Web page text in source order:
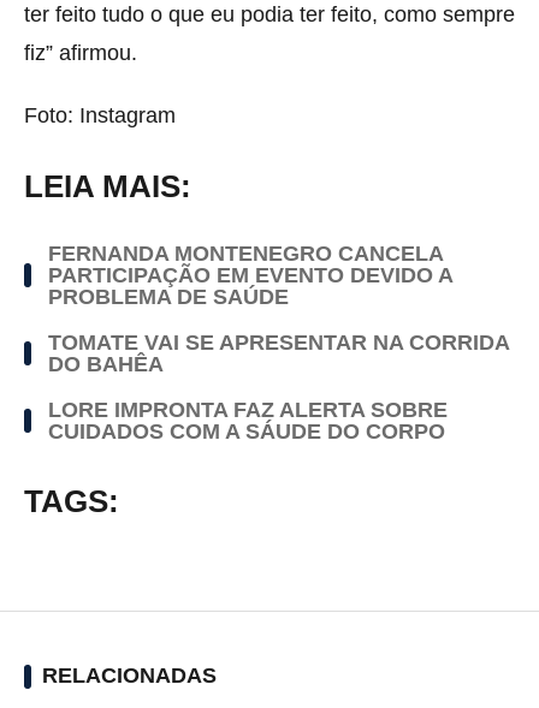
ter feito tudo o que eu podia ter feito, como sempre
fiz” afirmou.
Foto: Instagram
LEIA MAIS:
FERNANDA MONTENEGRO CANCELA
PARTICIPAÇÃO EM EVENTO DEVIDO A
PROBLEMA DE SAÚDE
TOMATE VAI SE APRESENTAR NA CORRIDA
DO BAHÊA
LORE IMPRONTA FAZ ALERTA SOBRE
CUIDADOS COM A SÁUDE DO CORPO
TAGS:
RELACIONADAS